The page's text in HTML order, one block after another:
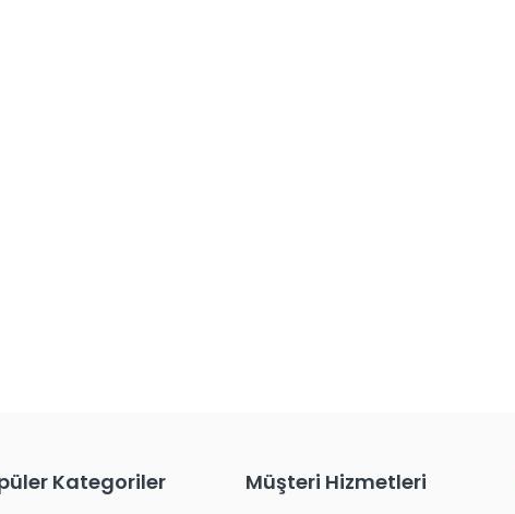
Kategoriler Müşteri Hizmetleri